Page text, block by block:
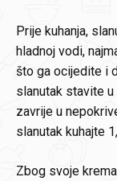
Prije kuhanja,
hladnoj vodi,
što ga ocijedite i
slanutak stavite
zavrije u
slanutak kuhajte
Zbog svoje